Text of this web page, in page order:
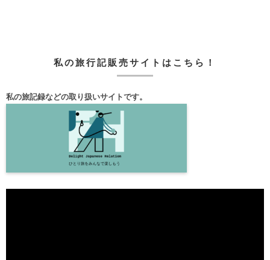
私の旅行記販売サイトはこちら！
私の旅記録などの取り扱いサイトです。